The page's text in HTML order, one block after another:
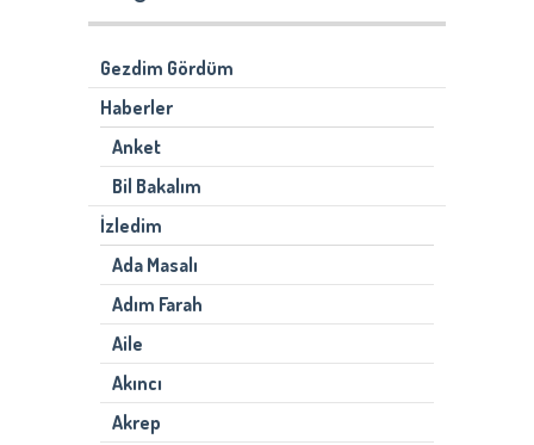
Gezdim Gördüm
Haberler
Anket
Bil Bakalım
İzledim
Ada Masalı
Adım Farah
Aile
Akıncı
Akrep